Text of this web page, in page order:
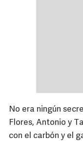
No era ningún
Flores, Antonio y
con el carbón y el